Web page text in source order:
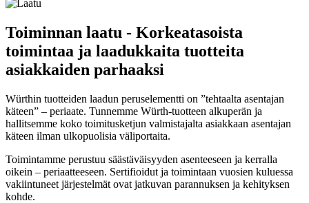
Toiminnan laatu - Korkeatasoista
toimintaa ja laadukkaita tuotteita
asiakkaiden parhaaksi
Würthin tuotteiden laadun peruselementti on ”tehtaalta asentajan
käteen” – periaate. Tunnemme Würth-tuotteen alkuperän ja
hallitsemme koko toimitusketjun valmistajalta asiakkaan asentajan
käteen ilman ulkopuolisia väliportaita.
Toimintamme perustuu säästäväisyyden asenteeseen ja kerralla
oikein – periaatteeseen. Sertifioidut ja toimintaan vuosien kuluessa
vakiintuneet järjestelmät ovat jatkuvan parannuksen ja kehityksen
kohde.